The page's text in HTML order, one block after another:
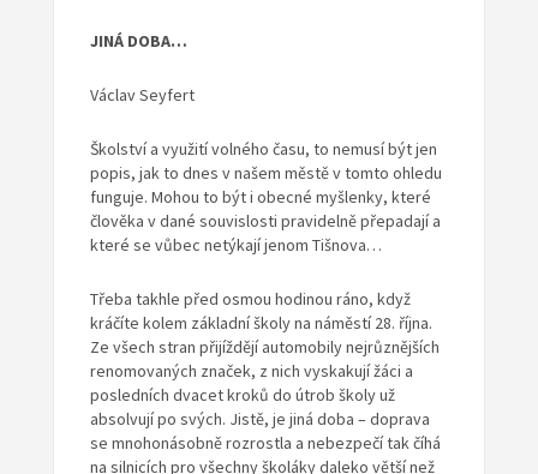
JINÁ DOBA…
Václav Seyfert
Školství a využití volného času, to nemusí být jen
popis, jak to dnes v našem městě v tomto ohledu
funguje. Mohou to být i obecné myšlenky, které
člověka v dané souvislosti pravidelně přepadají a
které se vůbec netýkají jenom Tišnova…
Třeba takhle před osmou hodinou ráno, když
kráčíte kolem základní školy na náměstí 28. října.
Ze všech stran přijíždějí automobily nejrůznějších
renomovaných značek, z nich vyskakují žáci a
posledních dvacet kroků do útrob školy už
absolvují po svých. Jistě, je jiná doba – doprava
se mnohonásobně rozrostla a nebezpečí tak číhá
na silnicích pro všechny školáky daleko větší než